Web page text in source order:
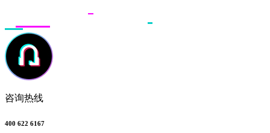
咨询热线
400 622 6167